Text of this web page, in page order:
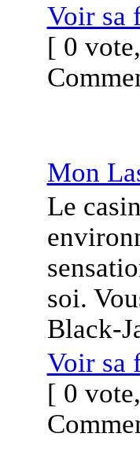
Voir sa
[ 0
Mon
Le
soi.
Black-
Voir sa
[ 0